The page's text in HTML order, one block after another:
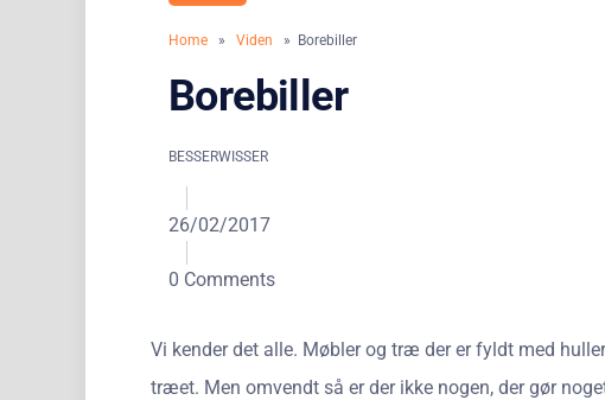
Home » Viden » Borebiller
Borebiller
BESSERWISSER
26/02/2017
0 Comments
Vi kender det alle. Møbler og træ der er fyldt med
træet. Men omvendt så er der ikke nogen, der gør